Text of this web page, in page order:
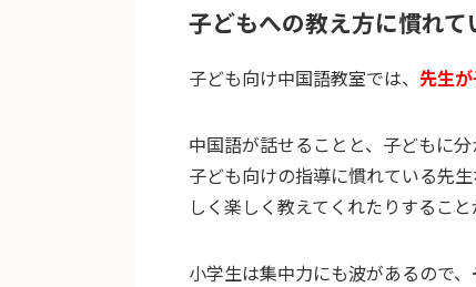
子どもへの教え方に慣れて
子ども向け中国語教室では、 先生
中国語が話せることと、子どもに
子ども向けの指導に慣れている先
しく楽しく教えてくれたりすること
小学生は集中力にも波があるので、